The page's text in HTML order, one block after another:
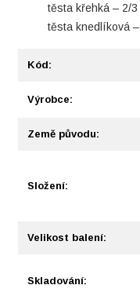
těsta křehká – 2/
těsta knedlíková
Kód:
Výrobce:
Země původu:
Složení:
Velikost balení:
Skladování: